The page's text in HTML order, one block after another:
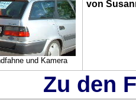
und Kamera
von
Zu den